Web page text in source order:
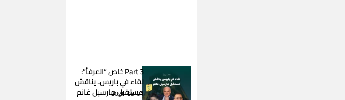
Part 3 خاص “المرفأ”:
لقاء في باريس.. يناقش
مستقبل مارسيل غانم
2026-08-01